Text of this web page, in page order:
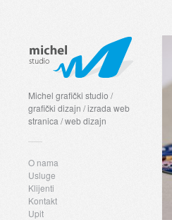
Michel grafički studio /
grafički dizajn / izrada web
stranica / web dizajn
O nama
Usluge
Klijenti
Kontakt
Upit